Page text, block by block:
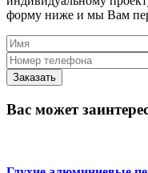
форму ниже и мы Вам
Вас может